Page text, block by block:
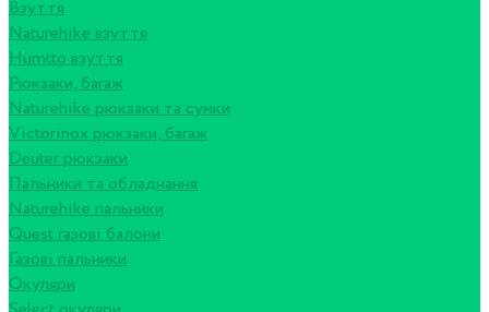
Взуття
Naturehike взуття
Humtto взуття
Рюкзаки, багаж
Naturehike рюкзаки та сумки
Victorinox рюкзаки, багаж
Deuter рюкзаки
Пальники та обладнання
Naturehike пальники
Quest газові балони
Газові пальники
Окуляри